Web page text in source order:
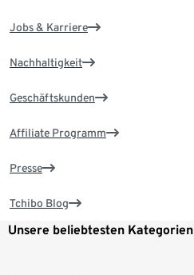
Jobs & Karriere
Nachhaltigkeit
Geschäftskunden
Affiliate Programm
Presse
Tchibo Blog
Unsere beliebtesten Kategorien